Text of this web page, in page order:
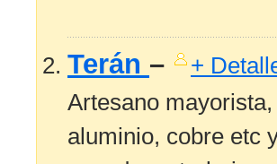
Terán – +
Artesano
aluminio, cobre etc